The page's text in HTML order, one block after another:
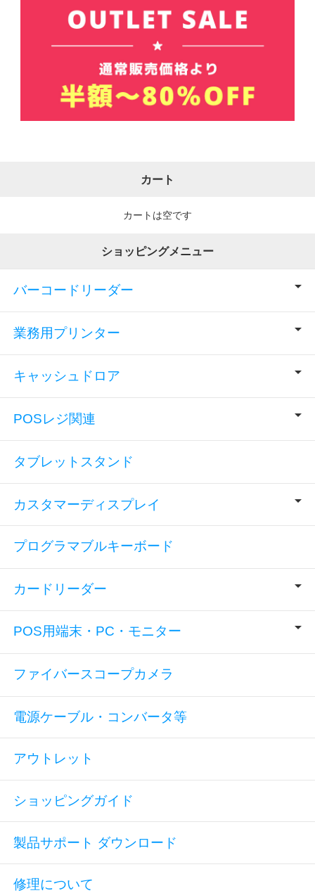
カート
カートは空です
ショッピングメニュー
バーコードリーダー
業務用プリンター
キャッシュドロア
POSレジ関連
タブレットスタンド
カスタマーディスプレイ
プログラマブルキーボード
カードリーダー
POS用端末・PC・モニター
ファイバースコープカメラ
電源ケーブル・コンバータ等
アウトレット
ショッピングガイド
製品サポート ダウンロード
修理について